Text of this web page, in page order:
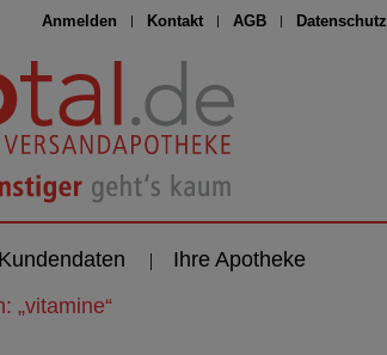
Anmelden Kontakt AGB Datenschutz
Kundendaten Ihre Apotheke
„vitamine“